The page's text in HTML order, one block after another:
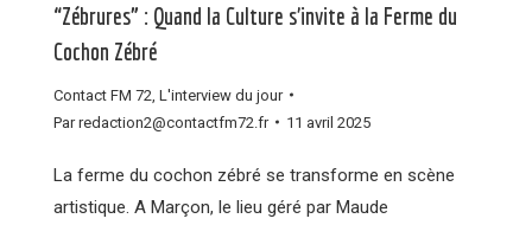
“Zébrures” : Quand la Culture s’invite à la Ferme du
Cochon Zébré
Contact FM 72 L'interview du jour
Parredaction2@contactfm72.fr 11 avril 2025
La ferme du cochon zébré se transforme en scène
artistique. A Marçon, le lieu géré par Maude